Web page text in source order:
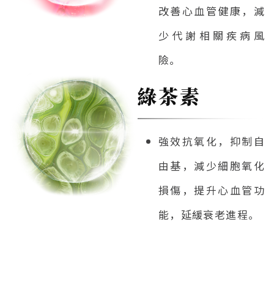
改善心血管健康，減
少代謝相關疾病風
險。
綠茶素
強效抗氧化，抑制自
由基，減少細胞氧化
損傷，提升心血管功
能，延緩衰老進程。